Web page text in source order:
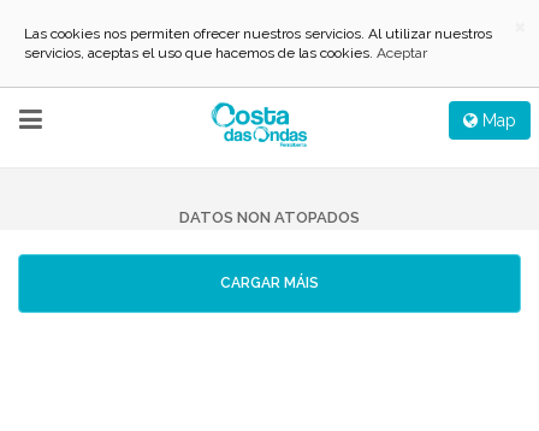
Map
FILTRO AVANZADO
0 Listado(s)
DATOS NON ATOPADOS
CARGAR MÁIS
Las cookies nos permiten ofrecer nuestros servicios. Al utilizar nuestros
servicios, aceptas el uso que hacemos de las cookies. Aceptar